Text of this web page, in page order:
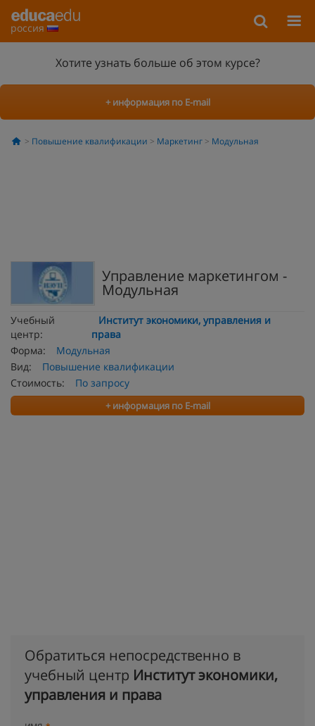
россия
Хотите узнать больше об этом курсе?
+ информация по E-mail
Повышение квалификации Маркетинг Модульная
Управление маркетингом -
Модульная
Учебный
центр:
Институт экономики, управления и
права
Форма:
Модульная
Вид:
Повышение квалификации
Стоимость:
По запросу
+ информация по E-mail
Обратиться непосредственно в
учебный центр Институт экономики,
управления и права